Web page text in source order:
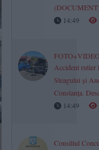
(DOCUMENT)
14:49
FOTO+VIDEO
Accident rutier
Steagului și
Constanța.
14:49
Consiliul